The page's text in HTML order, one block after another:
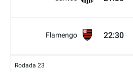
Flamengo 22:30
Rodada 23